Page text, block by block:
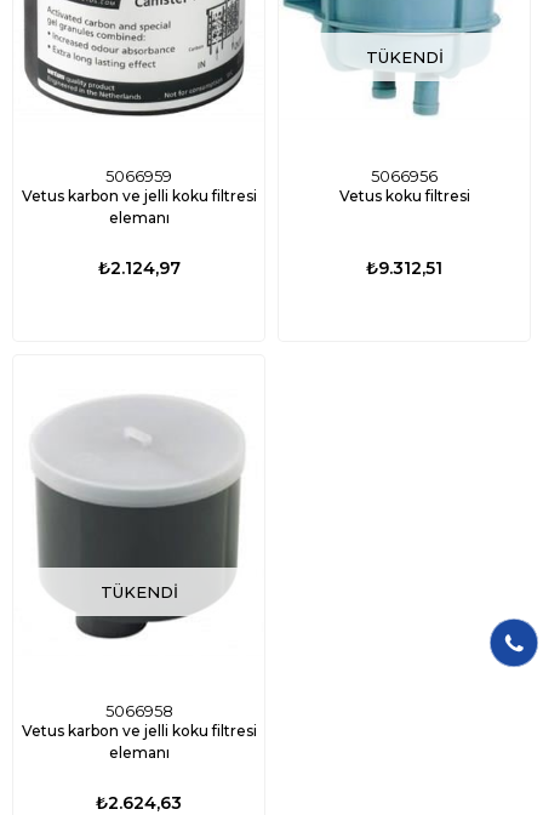
5066959
Vetus karbon ve jelli koku filtresi
elemanı
₺2.124,97
TÜKENDI
5066956
Vetus koku filtresi
₺9.312,51
TÜKENDI
5066958
Vetus karbon ve jelli koku filtresi
elemanı
₺2.624,63